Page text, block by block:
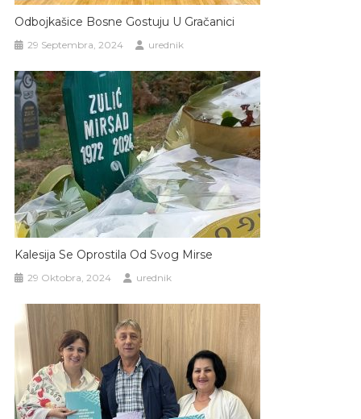
Odbojkašice Bosne Gostuju U Gračanici
29 Septembra, 2024 urednik
Kalesija Se Oprostila Od Svog Mirse
29 Oktobra, 2024 urednik